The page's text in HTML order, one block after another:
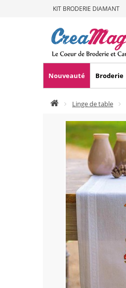
KIT BRODERIE DIAMANT
Nouveauté Broderie
Linge de table